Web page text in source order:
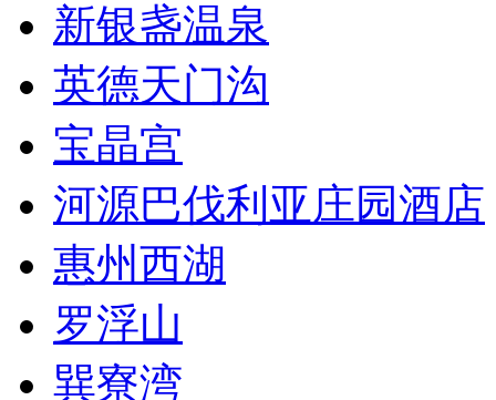
新银盏温泉
英德天门沟
宝晶宫
河源巴伐利亚庄园酒店
惠州西湖
罗浮山
巽寮湾